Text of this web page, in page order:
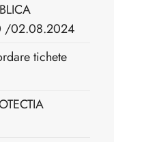
/02.08.2024
tichete